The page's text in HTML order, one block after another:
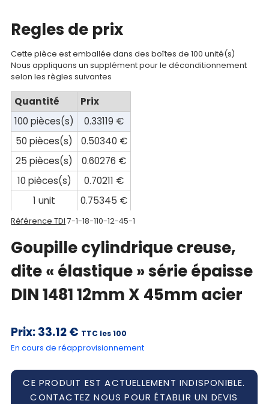
Mon
panier
Contact
Regles de prix
Cette pièce est emballée dans des boîtes de 100 unité(s)
Nous appliquons un supplément pour le déconditionnement
selon les règles suivantes
Quantité
Prix
100 pièces(s)
0.33119 €
50 pièces(s)
0.50340 €
25 pièces(s)
0.60276 €
10 pièces(s)
0.70211 €
1 unit
0.75345 €
Référence TDI 7-1-18-110-12-45-1
Goupille cylindrique creuse,
dite « élastique » série épaisse
DIN 1481 12mm X 45mm acier
Prix:33.12 € TTC les 100
En cours de réapprovisionnement
CE PRODUIT EST ACTUELLEMENT INDISPONIBLE.
CONTACTEZ NOUS POUR ÉTABLIR UN DEVIS